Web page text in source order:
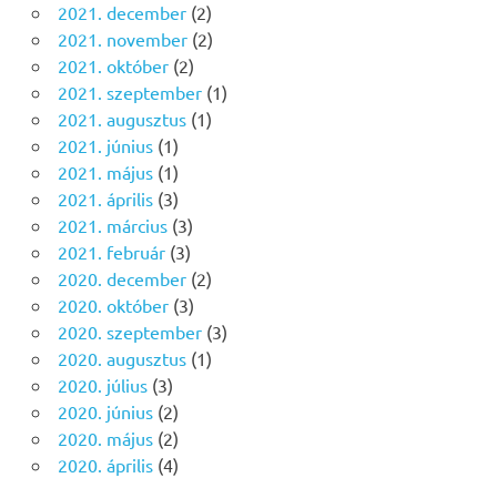
2021. december(2)
2021. november(2)
2021. október(2)
2021. szeptember(1)
2021. augusztus(1)
2021. június(1)
2021. május(1)
2021. április(3)
2021. március(3)
2021. február(3)
2020. december(2)
2020. október(3)
2020. szeptember(3)
2020. augusztus(1)
2020. július(3)
2020. június(2)
2020. május(2)
2020. április(4)